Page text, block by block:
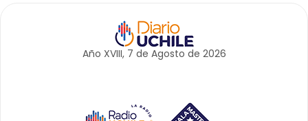
Año XVIII, 7 de Agosto de 2026